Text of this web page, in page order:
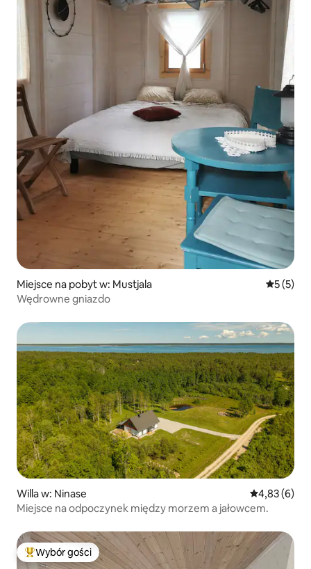
Miejsce na pobyt w: Mustjala Średnia
5 (5)
Wędrowne gniazdo
Willa w: Ninase Średnia
4,83 (6)
Miejsce na odpoczynek między morzem a jałowcem.
Najpopularniejsze z kategorii Wybór gości
Wybór gości